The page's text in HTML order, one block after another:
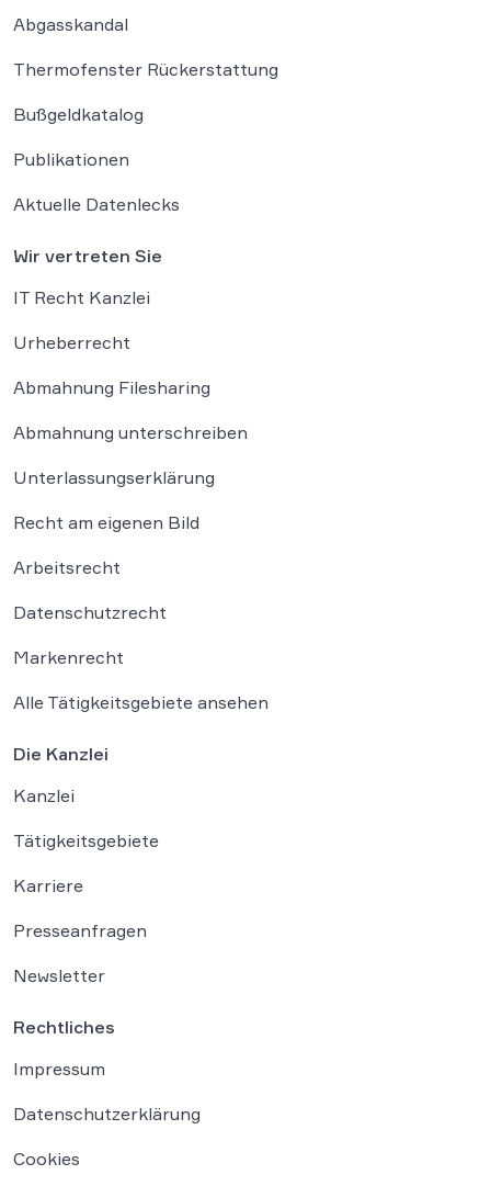
Abgasskandal
Thermofenster Rückerstattung
Bußgeldkatalog
Publikationen
Aktuelle Datenlecks
Wir vertreten Sie
IT Recht Kanzlei
Urheberrecht
Abmahnung Filesharing
Abmahnung unterschreiben
Unterlassungserklärung
Recht am eigenen Bild
Arbeitsrecht
Datenschutzrecht
Markenrecht
Alle Tätigkeitsgebiete ansehen
Die Kanzlei
Kanzlei
Tätigkeitsgebiete
Karriere
Presseanfragen
Newsletter
Rechtliches
Impressum
Datenschutzerklärung
Cookies